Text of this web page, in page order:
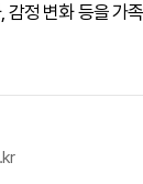
감정 변화 등을 가